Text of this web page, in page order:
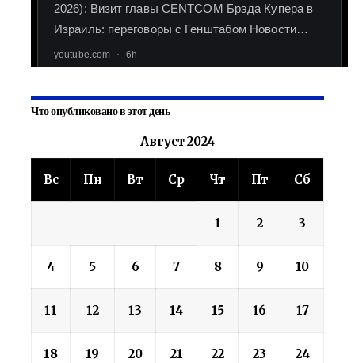
Что опубликовано в этот день
Август 2024
Вс Пн Вт Ср Чт Пт Сб
1 2 3
4 5 6 7 8 9 10
11 12 13 14 15 16 17
18 19 20 21 22 23 24